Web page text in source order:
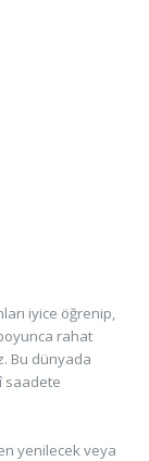
iyice öğrenip,
rahat
Bu dünyada
saadete
yenilecek veya